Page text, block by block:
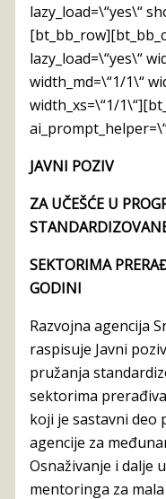
lazy_load=\“yes\“
lazy_load=\“yes\“
width_md=\“1/1\“
width_xs=\“1/
JAVNI POZIV
ZA UČEŠĆE U
SEKTORIMA
GODINI
Razvojna agencija
raspisuje Javni
pružanja
sektorima
koji je sastavni deo
agencije za
Osnaživanje i dalje
mentoringa za